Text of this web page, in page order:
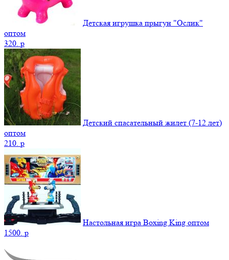
Детская игрушка прыгун "Ослик"
оптом
320. p
Детский спасательный жилет (7-12 лет)
оптом
210. p
Настольная игра Boxing King оптом
1500. p